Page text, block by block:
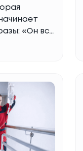
«Он все
строит
Вопрос
от